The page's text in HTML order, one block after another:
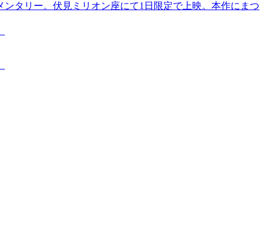
タリー。伏見ミリオン座にて1日限定で上映。本作にまつ